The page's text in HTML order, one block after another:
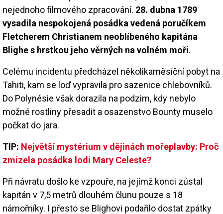
nejednoho filmového zpracování. 28. dubna 1789
vysadila nespokojená posádka vedená poručíkem
Fletcherem Christianem neoblíbeného kapitána
Blighe s hrstkou jeho věrných na volném moři.
Celému incidentu předcházel několikaměsíční pobyt na
Tahiti, kam se loď vypravila pro sazenice chlebovníků.
Do Polynésie však dorazila na podzim, kdy nebylo
možné rostliny přesadit a osazenstvo Bounty muselo
počkat do jara.
TIP: Největší mystérium v dějinách mořeplavby: Proč
zmizela posádka lodi Mary Celeste?
Při návratu došlo ke vzpouře, na jejímž konci zůstal
kapitán v 7,5 metrů dlouhém člunu pouze s 18
námořníky. I přesto se Blighovi podařilo dostat zpátky